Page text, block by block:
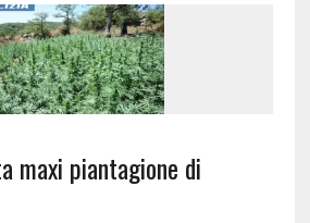
maxi piantagione di